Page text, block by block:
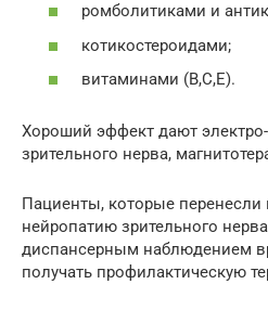
ромболитиками и
котикостероидами;
витаминами (В,С,Е).
Хороший эффект дают
зрительного нерва,
Пациенты, которые
нейропатию зрительного
диспансерным наблюдением
получать профилактическую